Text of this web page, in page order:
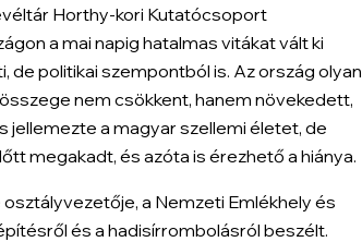
Horthy-kori Kutatócsoport
a mai napig hatalmas vitákat vált ki
de politikai szempontból is. Az ország olyan
nem csökkent, hanem növekedett,
jellemezte a magyar szellemi életet, de
megakadt, és azóta is érezhető a hiánya.
a Nemzeti Emlékhely és
és a hadisírrombolásról beszélt.